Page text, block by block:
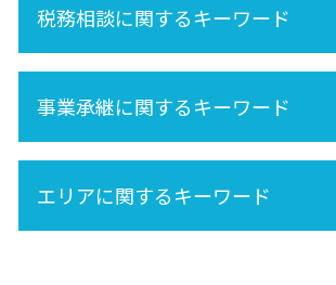
内縁 相続
相続時精算課税制度 手続き
相続税 計算
相続税対策
生前贈与 非課税
死亡保険金 相続税
相続税 基礎控除
相続税申告 必要書類
法人 税務調査
税務調査 時期
税務調査 どこまで調べる
相続税 税務調査 どこまで調べる
税務相談に関するキーワード
事業承継に関するキーワード
事業承継は早目の対策が重要!
エリアに関するキーワード